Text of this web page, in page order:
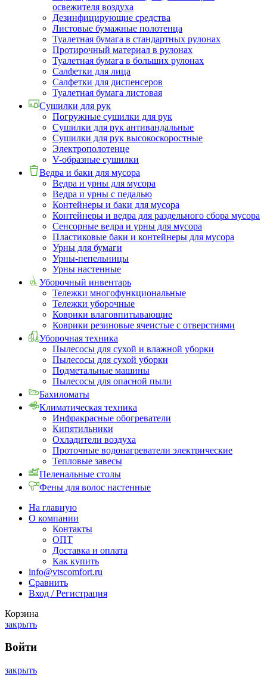
освежителя воздуха
Дезинфицирующие средства
Листовые бумажные полотенца
Туалетная бумага в стандартных рулонах
Протирочный материал в рулонах
Туалетная бумага в больших рулонах
Салфетки для лица
Салфетки для диспенсеров
Туалетная бумага листовая
Сушилки для рук
Погружные сушилки для рук
Сушилки для рук антивандальные
Сушилки для рук высокоскоростные
Электрополотенце
V-образные сушилки
Ведра и баки для мусора
Ведра и урны для мусора
Ведра и урны с педалью
Контейнеры и баки для мусора
Контейнеры и ведра для раздельного сбора мусора
Сенсорные ведра и урны для мусора
Пластиковые баки и контейнеры для мусора
Урны для бумаги
Урны-пепельницы
Урны настенные
Уборочный инвентарь
Тележки многофункциональные
Тележки уборочные
Коврики влаговпитывающие
Коврики резиновые ячеистые с отверстиями
Уборочная техника
Пылесосы для сухой и влажной уборки
Пылесосы для сухой уборки
Подметальные машины
Пылесосы для опасной пыли
Бахиломаты
Климатическая техника
Инфракрасные обогреватели
Кипятильники
Охладители воздуха
Проточные водонагреватели электрические
Тепловые завесы
Пеленальные столы
Фены для волос настенные
На главную
О компании
Контакты
ОПТ
Доставка и оплата
Как купить
info@vtscomfort.ru
Сравнить
Вход / Регистрация
Корзина
закрыть
Войти
закрыть